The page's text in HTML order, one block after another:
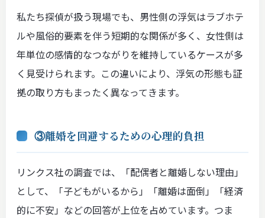
私たち探偵が扱う現場でも、男性側の浮気はラブホテ
ルや風俗的要素を伴う短期的な関係が多く、女性側は
年単位の感情的なつながりを維持しているケースが多
く見受けられます。この違いにより、浮気の形態も証
拠の取り方もまったく異なってきます。
③離婚を回避するための心理的負担
リンクス社の調査では、「配偶者と離婚しない理由」
として、「子どもがいるから」「離婚は面倒」「経済
的に不安」などの回答が上位を占めています。つま